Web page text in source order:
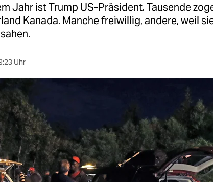
Jahr ist Trump US-Präsident. Tausende
Kanada. Manche freiwillig, andere, weil
Uhr